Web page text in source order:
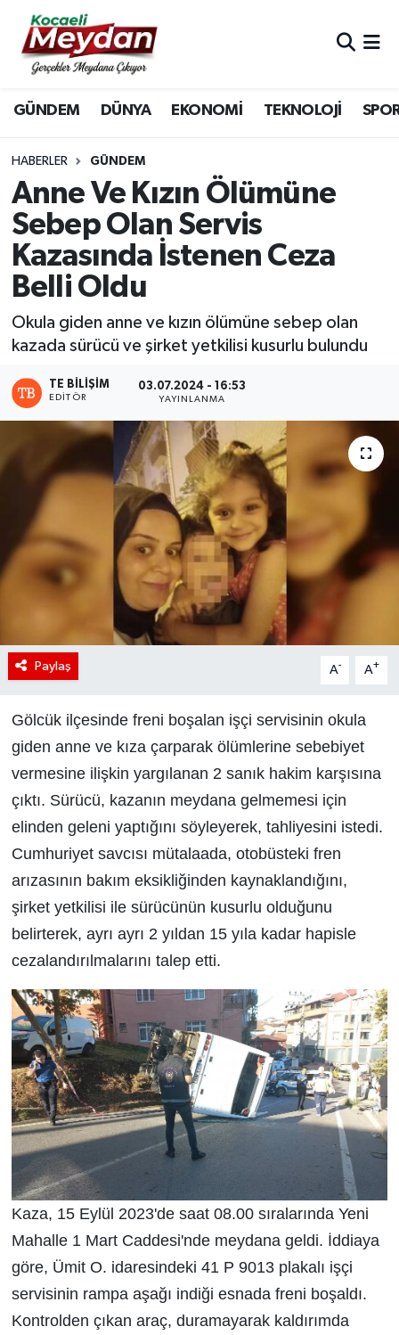
GÜNDEM DÜNYA EKONOMİ TEKNOLOJİ
HABERLER GÜNDEM
Anne Ve Kızın Ölümüne
Sebep Olan Servis
Kazasında İstenen Ceza
Belli Oldu
Okula giden anne ve kızın ölümüne sebep olan
kazada sürücü ve şirket yetkilisi kusurlu bulundu
TE BILIŞIM
EDITÖR
03.07.2024 - 16:53
YAYINLANMA
Paylaş A- A+
Gölcük ilçesinde freni boşalan işçi servisinin okula
giden anne ve kıza çarparak ölümlerine sebebiyet
vermesine ilişkin yargılanan 2 sanık hakim karşısına
çıktı. Sürücü, kazanın meydana gelmemesi için
elinden geleni yaptığını söyleyerek, tahliyesini istedi.
Cumhuriyet savcısı mütalaada, otobüsteki fren
arızasının bakım eksikliğinden kaynaklandığını,
şirket yetkilisi ile sürücünün kusurlu olduğunu
belirterek, ayrı ayrı 2 yıldan 15 yıla kadar hapisle
cezalandırılmalarını talep etti.
Kaza, 15 Eylül 2023'de saat 08.00 sıralarında Yeni
Mahalle 1 Mart Caddesi'nde meydana geldi. İddiaya
göre, Ümit O. idaresindeki 41 P 9013 plakalı işçi
servisinin rampa aşağı indiği esnada freni boşaldı.
Kontrolden çıkan araç, duramayarak kaldırımda
Nöbetçi Eczaneler
Hava Durumu
Trafik Durumu
Süper Lig Puan Durumu ve Fikstür
Tüm Manşetler
Son Dakika Haberleri
Haber Arşivi